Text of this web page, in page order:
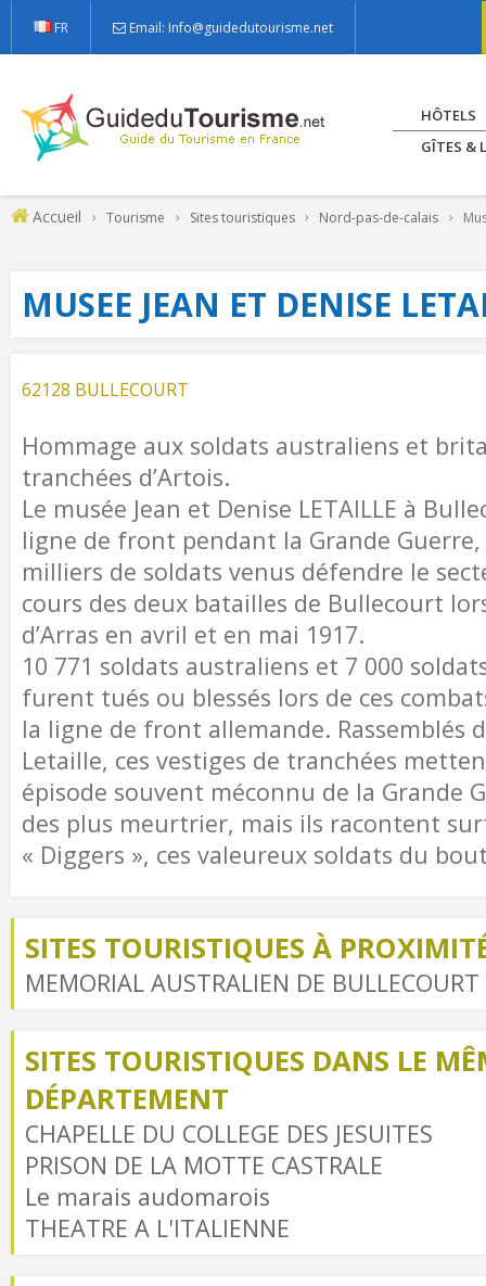
FR Email: Info@guidedutourisme.net
HÔTELS
GÎTES &
Accueil Tourisme Sites touristiques Nord-pas-de-calais
MUSEE JEAN ET DENISE
62128 BULLECOURT
Hommage aux soldats australiens et
tranchées d’Artois.
Le musée Jean et Denise LETAILLE à
ligne de front pendant la Grande
milliers de soldats venus défendre le
cours des deux batailles de Bullecourt
d’Arras en avril et en mai 1917.
10 771 soldats australiens et 7 000
furent tués ou blessés lors de ces
la ligne de front allemande. Rassemblés
Letaille, ces vestiges de tranchées
épisode souvent méconnu de la Grande
des plus meurtrier, mais ils racontent
« Diggers », ces valeureux soldats du
SITES TOURISTIQUES À
MEMORIAL AUSTRALIEN DE BULLECOURT
SITES TOURISTIQUES DANS LE
DÉPARTEMENT
CHAPELLE DU COLLEGE DES JESUITES
PRISON DE LA MOTTE CASTRALE
Le marais audomarois
THEATRE A L'ITALIENNE